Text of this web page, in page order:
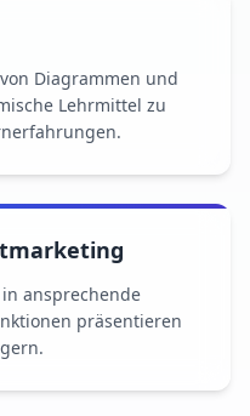
Diagrammen und
Lehrmittel zu
ansprechende
präsentieren